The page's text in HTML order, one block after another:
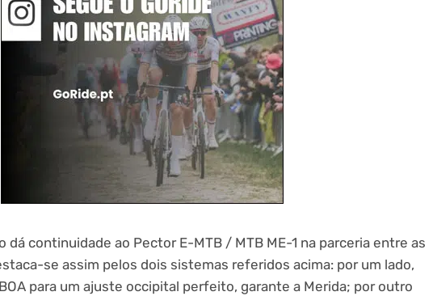
dá continuidade ao Pector E-MTB / MTB ME-1 na parceria entre as
se assim pelos dois sistemas referidos acima: por um lado,
para um ajuste occipital perfeito, garante a Merida; por outro